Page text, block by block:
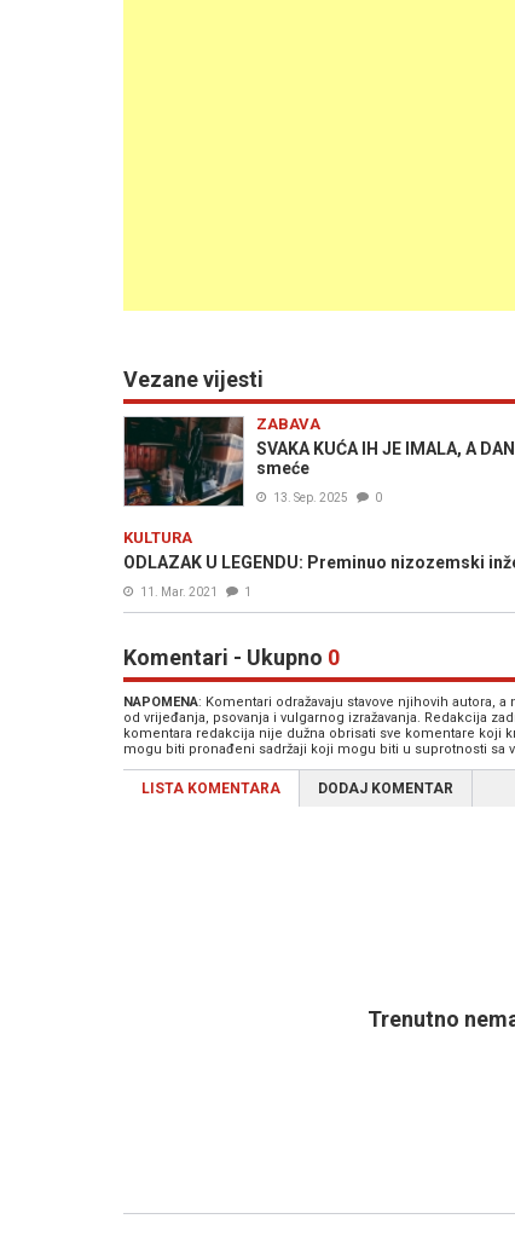
Vezane vijesti
ZABAVA
SVAKA KUĆA IH JE IMALA, A
smeće
13. Sep. 2025 0
KULTURA
ODLAZAK U LEGENDU: Preminuo nizozemski
11. Mar. 2021 1
Komentari - Ukupno 0
NAPOMENA: Komentari odražavaju stavove njihovih autora,
od vrijeđanja, psovanja i vulgarnog izražavanja. Redakcija
komentara redakcija nije dužna obrisati sve komentare koji
mogu biti pronađeni sadržaji koji mogu biti u suprotnosti
LISTA KOMENTARA DODAJ KOMENTAR
Trenutno